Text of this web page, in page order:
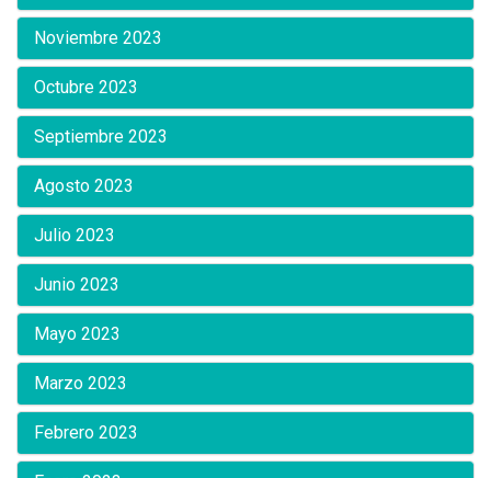
Noviembre 2023
Octubre 2023
Septiembre 2023
Agosto 2023
Julio 2023
Junio 2023
Mayo 2023
Marzo 2023
Febrero 2023